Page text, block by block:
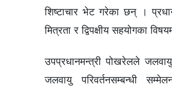
शिष्टाचार भेट गरेका छन् ।
मित्रता र द्विपक्षीय सहयोगका
उपप्रधानमन्त्री पोखरेलले
जलवायु परिवर्तनसम्बन्धी